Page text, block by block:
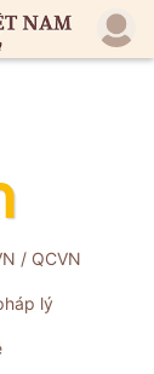
/ QCVN
lý